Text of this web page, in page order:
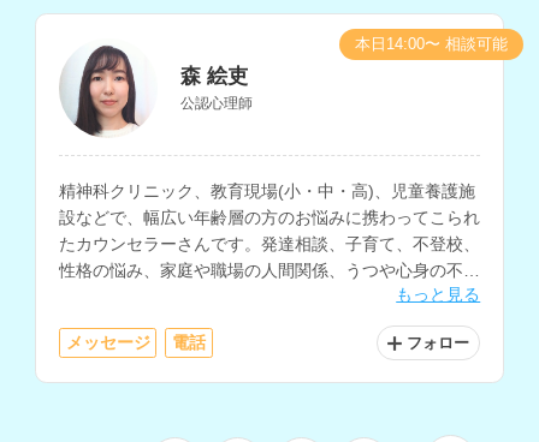
森 絵吏
公認心理師
精神科クリニック、教育現場(小・中・高)、児童養護施
設などで、幅広い年齢層の方のお悩みに携わってこられ
たカウンセラーさんです。発達相談、子育て、不登校、
性格の悩み、家庭や職場の人間関係、うつや心身の不
調、自己理解や生きにくさ等に関する相談を多く経験さ
もっと見る
メッセージ 電話 フォロー
本日14:00〜 相談可能